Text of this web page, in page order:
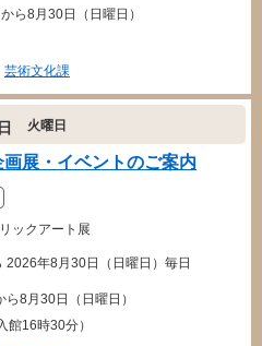
ら8月30日（日曜日）
芸術文化課
日 火曜日
展・イベントのご案内
ックアート展
年8月30日（日曜日）毎日
8月30日（日曜日）
16時30分）